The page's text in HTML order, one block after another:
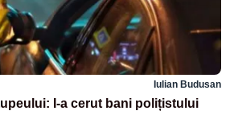
Iulian Budusan
I-a cerut bani polițistului